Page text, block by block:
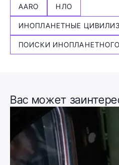
AARO НЛО
ИНОПЛАНЕТНЫЕ
ПОИСКИ
Вас может